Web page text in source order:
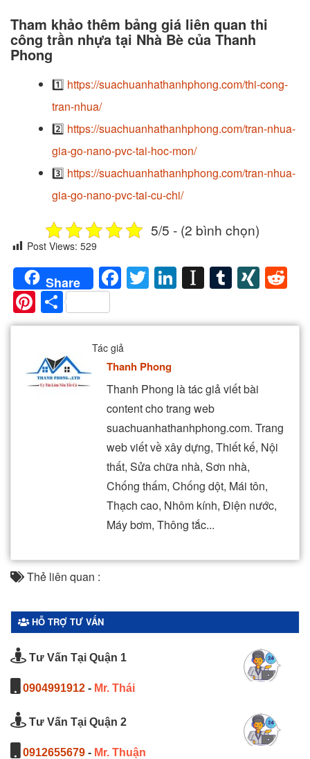
Tham khảo thêm bảng giá liên quan thi
công trần nhựa tại Nhà Bè của Thanh
Phong
1️⃣ https://suachuanhathanhphong.com/thi-cong-
tran-nhua/
2️⃣ https://suachuanhathanhphong.com/tran-nhua-
gia-go-nano-pvc-tai-hoc-mon/
3️⃣ https://suachuanhathanhphong.com/tran-nhua-
gia-go-nano-pvc-tai-cu-chi/
5/5 - (2 bình chọn)
Post Views: 529
Share Facebook
Twitter
LinkedIn
Instapaper
Tumblr
Pinterest
Share
Tác giả
Thanh Phong
Thanh Phong là tác giả viết bài
content cho trang web
suachuanhathanhphong.com. Trang
web viết về xây dựng, Thiết kế, Nội
thất, Sửa chữa nhà, Sơn nhà,
Chống thấm, Chống dột, Mái tôn,
Thạch cao, Nhôm kính, Điện nước,
Máy bơm, Thông tắc...
Thẻ liên quan :
HỖ TRỢ TƯ VẤN
Tư Vấn Tại Quận 1
0904991912 - Mr. Thái
Tư Vấn Tại Quận 2
0912655679 - Mr. Thuận